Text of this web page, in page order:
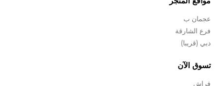
عجمان ب
فرع الشارقة
دبي (قريبا)
تسوق الآن
فراش